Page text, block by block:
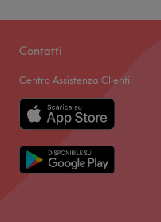
Contatti
Centro Assistenza Clienti